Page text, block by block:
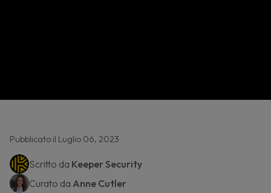
Pubblicato il Luglio 06, 2023
Scritto da Keeper Security
Curato da Anne Cutler